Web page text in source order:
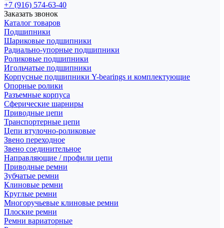
+7 (916) 574-63-40
Заказать звонок
Каталог товаров
Подшипники
Шариковые подшипники
Радиально-упорные подшипники
Роликовые подшипники
Игольчатые подшипники
Корпусные подшипники Y-bearings и комплектующие
Опорные ролики
Разъемные корпуса
Сферические шарниры
Приводные цепи
Транспортерные цепи
Цепи втулочно-роликовые
Звено переходное
Звено соединительное
Направляющие / профили цепи
Приводные ремни
Зубчатые ремни
Клиновые ремни
Круглые ремни
Многоручьевые клиновые ремни
Плоские ремни
Ремни вариаторные